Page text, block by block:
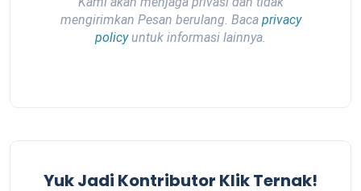
mengirimkan Pesan berulang. Baca privacy
policyuntuk informasi lainnya.
Yuk Jadi Kontributor Klik Ternak!